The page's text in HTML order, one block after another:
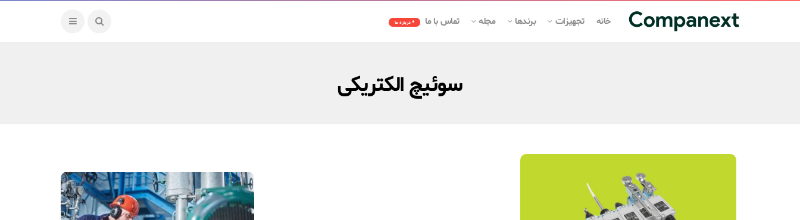
خانه تجهیزات برندها مجله تماس با ما + درباره ما
سوئیچ الکتریکی